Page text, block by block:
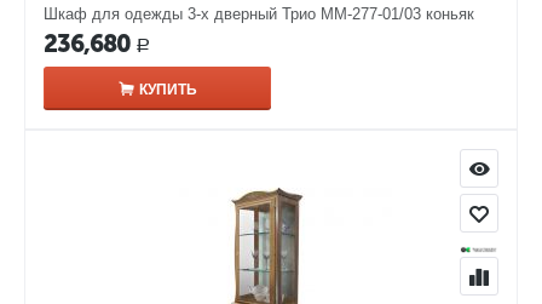
Шкаф для одежды 3-х дверный Трио ММ-277-01/03 коньяк
236,680 Р
КУПИТЬ